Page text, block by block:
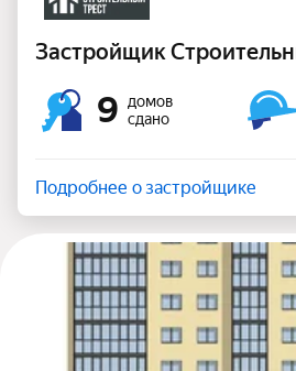
Застройщик
9
домов
сдано
Подробнее о застройщике